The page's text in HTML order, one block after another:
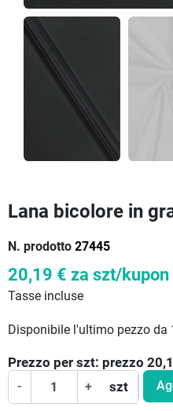
Lana bicolore in
N. prodotto 27445
20,19 € za szt/kupon
Tasse incluse
Disponibile l'ultimo pezzo da
Prezzo per szt: prezzo
- + szt